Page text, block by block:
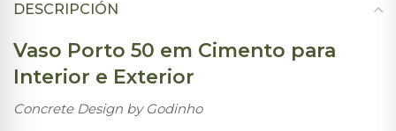
DESCRIPCIÓN
Vaso Porto 50 em Cimento para
Interior e Exterior
Concrete Design by Godinho